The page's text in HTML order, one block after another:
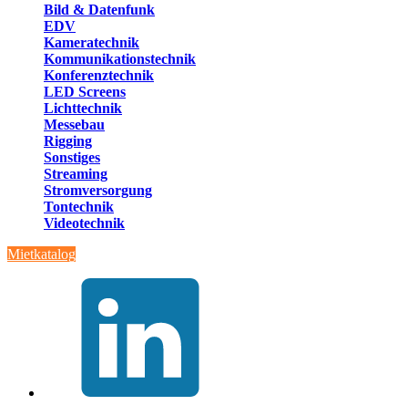
Bild & Datenfunk
EDV
Kameratechnik
Kommunikationstechnik
Konferenztechnik
LED Screens
Lichttechnik
Messebau
Rigging
Sonstiges
Streaming
Stromversorgung
Tontechnik
Videotechnik
Mietkatalog